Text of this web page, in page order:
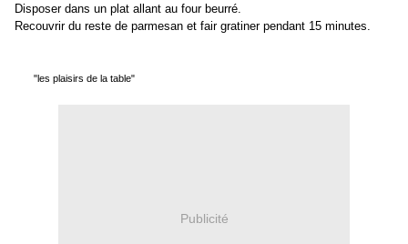
Disposer dans un plat allant au four beurré.
Recouvrir du reste de parmesan et fair gratiner pendant 15 minutes.
"les plaisirs de la table"
Publicité